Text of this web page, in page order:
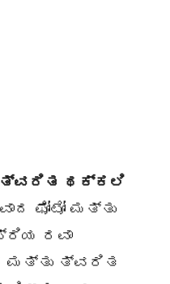
| ತ್ವರಿತ ಥಕ್ಕಲಿ
ಫೋಟೋ ಮತ್ತು
ರವಾ
ಮತ್ತು ತ್ವರಿತ